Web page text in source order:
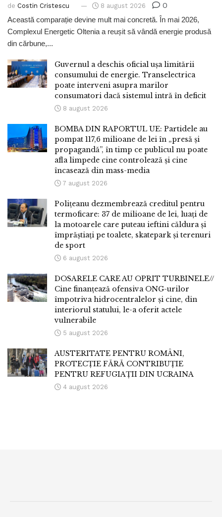
de Costin Cristescu 8 august 2026 0
Această comparație devine mult mai concretă. În mai 2026,
Complexul Energetic Oltenia a reușit să vândă energie produsă
din cărbune,...
Guvernul a deschis oficial ușa limitării
consumului de energie. Transelectrica
poate interveni asupra marilor
consumatori dacă sistemul intră în deficit
8 august 2026
BOMBA DIN RAPORTUL UE: Partidele au
pompat 117,6 milioane de lei în „presă și
propagandă”, în timp ce publicul nu poate
afla limpede cine controlează și cine
încasează din mass-media
7 august 2026
Polițeanu dezmembrează creditul pentru
termoficare: 37 de milioane de lei, luați de
la motoarele care puteau ieftini căldura și
împrăștiați pe toalete, skatepark și terenuri
de sport
6 august 2026
DOSARELE CARE AU OPRIT TURBINELE//
Cine finanțează ofensiva ONG-urilor
împotriva hidrocentralelor și cine, din
interiorul statului, le-a oferit actele
vulnerabile
5 august 2026
AUSTERITATE PENTRU ROMÂNI,
PROTECȚIE FĂRĂ CONTRIBUȚIE
PENTRU REFUGIAȚII DIN UCRAINA
4 august 2026